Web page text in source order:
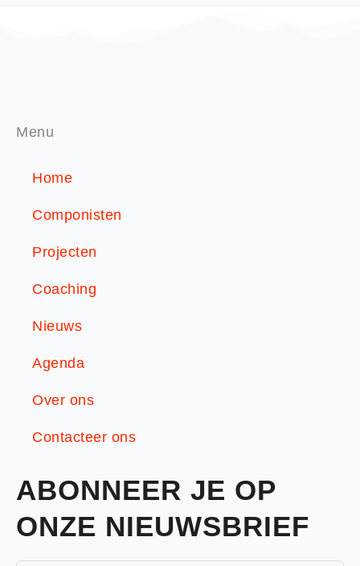
Menu
Home
Componisten
Projecten
Coaching
Nieuws
Agenda
Over ons
Contacteer ons
ABONNEER JE OP
ONZE NIEUWSBRIEF